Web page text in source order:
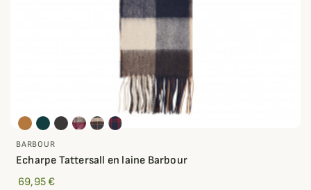
BARBOUR
Echarpe Tattersall en laine Barbour
69,95 €